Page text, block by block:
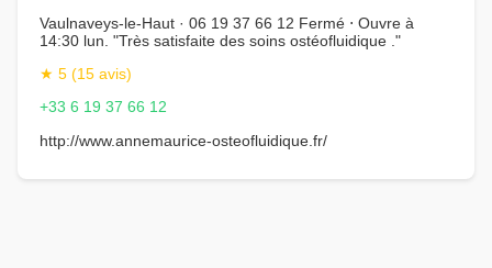
Vaulnaveys-le-Haut · 06 19 37 66 12 Fermé ⋅ Ouvre à
14:30 lun. "Très satisfaite des soins ostéofluidique ."
★ 5 (15 avis)
+33 6 19 37 66 12
http://www.annemaurice-osteofluidique.fr/